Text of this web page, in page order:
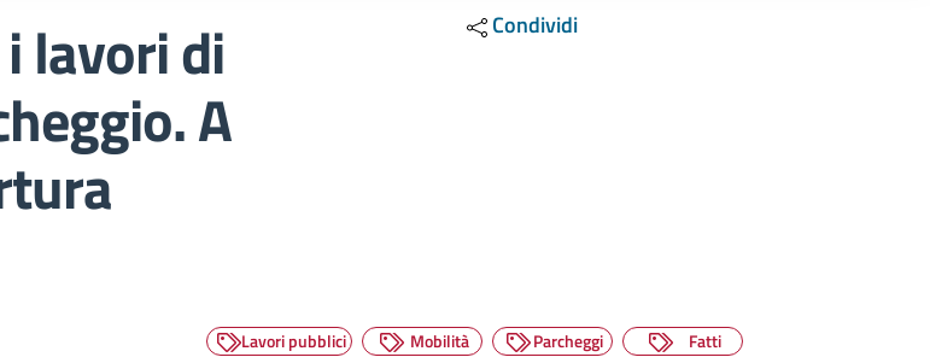
lavori di
A
Condividi
Lavori pubblici Mobilità Parcheggi Fatti